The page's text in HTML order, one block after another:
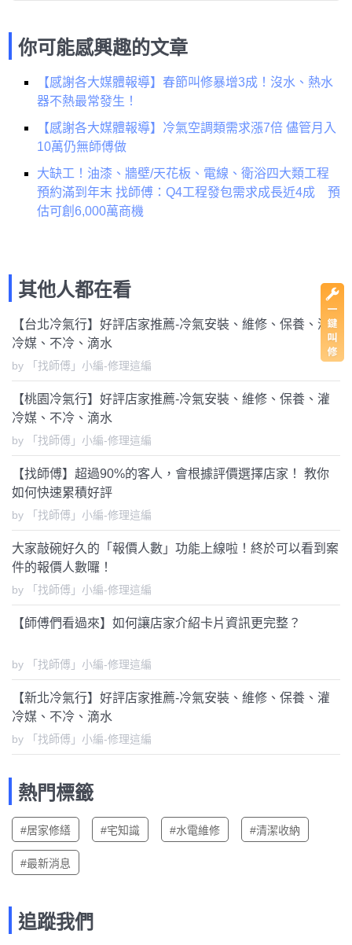
你可能感興趣的文章
【感謝各大媒體報導】春節叫修暴增3成！沒水、熱水
器不熱最常發生！
【感謝各大媒體報導】冷氣空調類需求漲7倍 儘管月入
10萬仍無師傅做
大缺工！油漆、牆壁/天花板、電線、衛浴四大類工程
預約滿到年末 找師傅：Q4工程發包需求成長近4成 預
估可創6,000萬商機
其他人都在看
【台北冷氣行】好評店家推薦-冷氣安裝、維修、保養、灌
冷媒、不冷、滴水
by 「找師傅」小編-修理這編
【桃園冷氣行】好評店家推薦-冷氣安裝、維修、保養、灌
冷媒、不冷、滴水
by 「找師傅」小編-修理這編
【找師傅】超過90%的客人，會根據評價選擇店家！ 教你
如何快速累積好評
by 「找師傅」小編-修理這編
大家敲碗好久的「報價人數」功能上線啦！終於可以看到案
件的報價人數囉！
by 「找師傅」小編-修理這編
【師傅們看過來】如何讓店家介紹卡片資訊更完整？
by 「找師傅」小編-修理這編
【新北冷氣行】好評店家推薦-冷氣安裝、維修、保養、灌
冷媒、不冷、滴水
by 「找師傅」小編-修理這編
熱門標籤
#居家修繕 #宅知識 #水電維修 #清潔收納
#最新消息
追蹤我們